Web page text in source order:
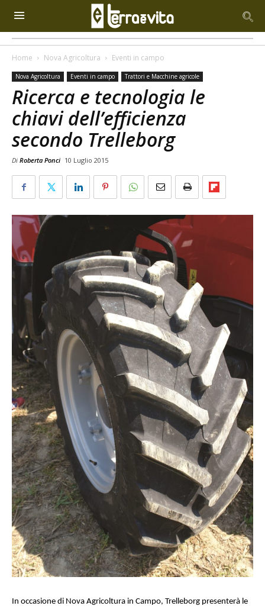
Home Nova Agricoltura Eventi in campo
Nova Agricoltura Eventi in campo Trattori e Macchine agricole
Ricerca e tecnologia le
chiavi dell’efficienza
secondo Trelleborg
Di Roberta Ponci 10 Luglio 2015
In occasione di Nova Agricoltura in Campo, Trelleborg presenterà le